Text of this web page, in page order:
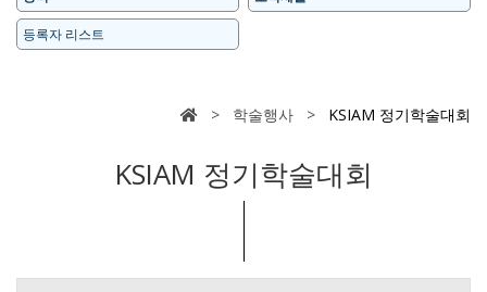
등록자 리스트
> 학술행사 > KSIAM 정기학술대회
KSIAM 정기학술대회